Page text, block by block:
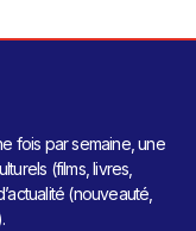
fois par semaine, une
(films, livres,
(nouveauté,